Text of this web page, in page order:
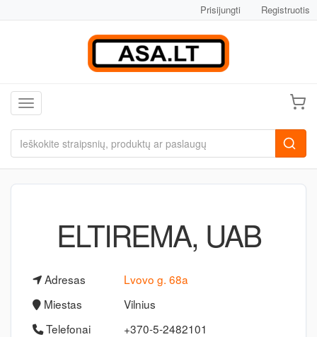
Prisijungti Registruotis
Toggle navigation
ELTIREMA, UAB
Adresas
Lvovo g. 68a
Miestas
Vilnius
Telefonai
+370-5-2482101